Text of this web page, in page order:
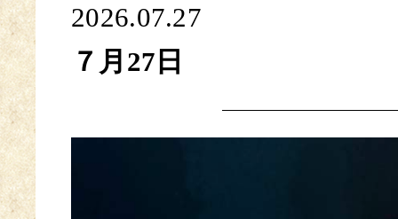
2026.07.27
７月27日